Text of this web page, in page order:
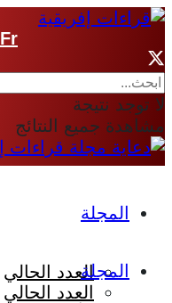
Fr
لا توجد نتيجة
مشاهدة جميع النتائج
المجلة
العدد الحاليالمجلة
العدد الحالي